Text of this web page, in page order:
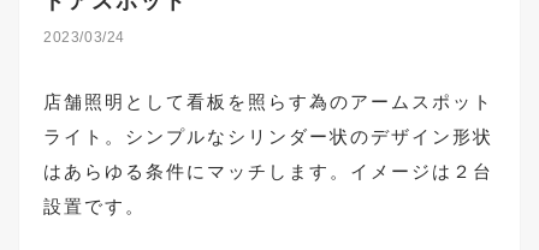
2023/03/24
店舗照明として看板を照らす為のアームスポット
ライト。シンプルなシリンダー状のデザイン形状
はあらゆる条件にマッチします。イメージは２台
設置です。